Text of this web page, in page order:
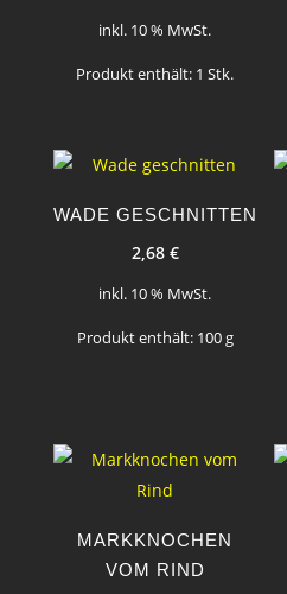
inkl. 10 % MwSt.
Produkt enthält: 1Stk.
WADE GESCHNITTEN
2,68 €
inkl. 10 % MwSt.
Produkt enthält: 100g
MARKKNOCHEN
VOM RIND